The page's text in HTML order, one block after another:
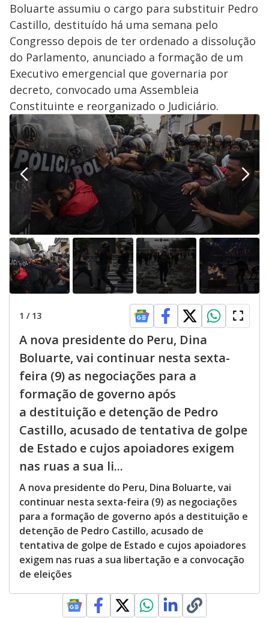
Boluarte assumiu o cargo para substituir Pedro
Castillo, destituído há uma semana pelo
Congresso depois de ter ordenado a dissolução
do Parlamento, anunciado a formação de um
Executivo emergencial que governaria por
decreto, convocado uma Assembleia
Constituinte e reorganizado o Judiciário.
1 / 13
A nova presidente do Peru, Dina
Boluarte, vai continuar nesta sexta-
feira (9) as negociações para a
formação de governo após
a destituição e detenção de Pedro
Castillo, acusado de tentativa de golpe
de Estado e cujos apoiadores exigem
nas ruas a sua li...
A nova presidente do Peru, Dina Boluarte, vai
continuar nesta sexta-feira (9) as negociações
para a formação de governo após a destituição e
detenção de Pedro Castillo, acusado de
tentativa de golpe de Estado e cujos apoiadores
exigem nas ruas a sua libertação e a convocação
de eleições